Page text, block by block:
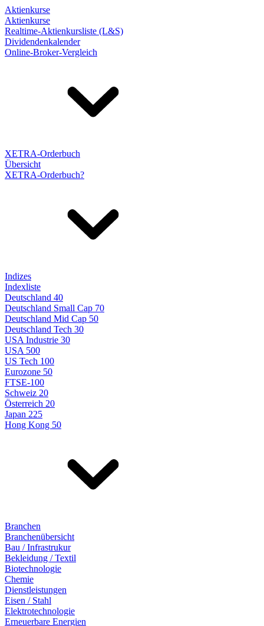
Aktienkurse
Aktienkurse
Realtime-Aktienkursliste (L&S)
Dividendenkalender
Online-Broker-Vergleich
XETRA-Orderbuch
Übersicht
XETRA-Orderbuch?
Indizes
Indexliste
Deutschland 40
Deutschland Small Cap 70
Deutschland Mid Cap 50
Deutschland Tech 30
USA Industrie 30
USA 500
US Tech 100
Eurozone 50
FTSE-100
Schweiz 20
Österreich 20
Japan 225
Hong Kong 50
Branchen
Branchenübersicht
Bau / Infrastrukur
Bekleidung / Textil
Biotechnologie
Chemie
Dienstleistungen
Eisen / Stahl
Elektrotechnologie
Erneuerbare Energien